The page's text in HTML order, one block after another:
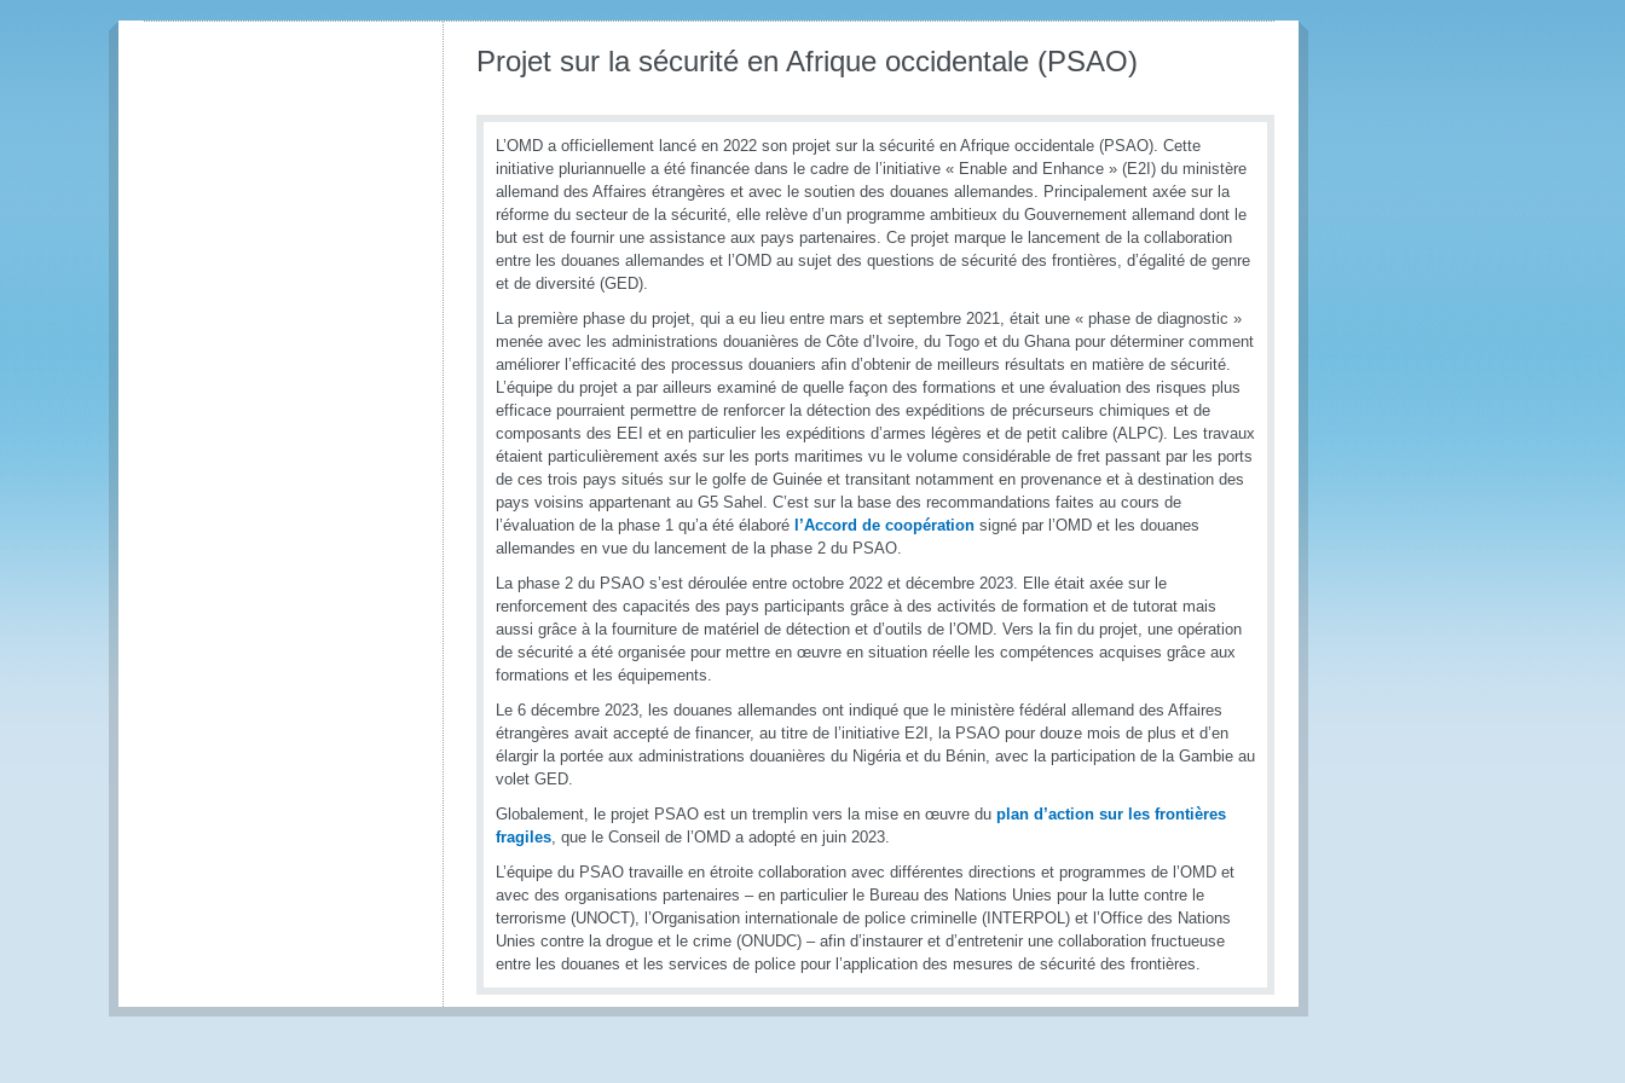
Projet sur la sécurité en Afrique occidentale (PSAO)
L’OMD a officiellement lancé en 2022 son projet sur la sécurité en Afrique occidentale (PSAO). Cette
initiative pluriannuelle a été financée dans le cadre de l’initiative « Enable and Enhance » (E2I) du ministère
allemand des Affaires étrangères et avec le soutien des douanes allemandes. Principalement axée sur la
réforme du secteur de la sécurité, elle relève d’un programme ambitieux du Gouvernement allemand dont le
but est de fournir une assistance aux pays partenaires. Ce projet marque le lancement de la collaboration
entre les douanes allemandes et l’OMD au sujet des questions de sécurité des frontières, d’égalité de genre
et de diversité (GED).
La première phase du projet, qui a eu lieu entre mars et septembre 2021, était une « phase de diagnostic »
menée avec les administrations douanières de Côte d’Ivoire, du Togo et du Ghana pour déterminer comment
améliorer l’efficacité des processus douaniers afin d’obtenir de meilleurs résultats en matière de sécurité.
L’équipe du projet a par ailleurs examiné de quelle façon des formations et une évaluation des risques plus
efficace pourraient permettre de renforcer la détection des expéditions de précurseurs chimiques et de
composants des EEI et en particulier les expéditions d’armes légères et de petit calibre (ALPC). Les travaux
étaient particulièrement axés sur les ports maritimes vu le volume considérable de fret passant par les ports
de ces trois pays situés sur le golfe de Guinée et transitant notamment en provenance et à destination des
pays voisins appartenant au G5 Sahel. C’est sur la base des recommandations faites au cours de
l’évaluation de la phase 1 qu’a été élaboré l’Accord de coopération signé par l’OMD et les douanes
allemandes en vue du lancement de la phase 2 du PSAO.
La phase 2 du PSAO s’est déroulée entre octobre 2022 et décembre 2023. Elle était axée sur le
renforcement des capacités des pays participants grâce à des activités de formation et de tutorat mais
aussi grâce à la fourniture de matériel de détection et d’outils de l’OMD. Vers la fin du projet, une opération
de sécurité a été organisée pour mettre en œuvre en situation réelle les compétences acquises grâce aux
formations et les équipements.
Le 6 décembre 2023, les douanes allemandes ont indiqué que le ministère fédéral allemand des Affaires
étrangères avait accepté de financer, au titre de l’initiative E2I, la PSAO pour douze mois de plus et d’en
élargir la portée aux administrations douanières du Nigéria et du Bénin, avec la participation de la Gambie au
volet GED.
Globalement, le projet PSAO est un tremplin vers la mise en œuvre du plan d’action sur les frontières
fragiles, que le Conseil de l’OMD a adopté en juin 2023.
L’équipe du PSAO travaille en étroite collaboration avec différentes directions et programmes de l’OMD et
avec des organisations partenaires – en particulier le Bureau des Nations Unies pour la lutte contre le
terrorisme (UNOCT), l’Organisation internationale de police criminelle (INTERPOL) et l’Office des Nations
Unies contre la drogue et le crime (ONUDC) – afin d’instaurer et d’entretenir une collaboration fructueuse
entre les douanes et les services de police pour l’application des mesures de sécurité des frontières.